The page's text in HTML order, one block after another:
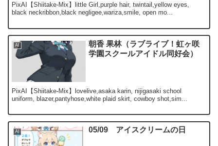
PixAI【Shiitake-Mix】little Girl,purple hair, twintail,yellow eyes,
black neckribbon,black negligee,wariza,smile, open mo...
AI
朝香 果林（ラブライブ！虹ヶ咲
学園スクールアイドル同好会）
PixAI【Shiitake-Mix】lovelive,asaka karin, nijigasaki school
uniform, blazer,pantyhose,white plaid skirt, cowboy shot,sim...
AI 05/09 アイスクリームの日